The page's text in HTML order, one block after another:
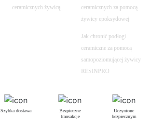
ceramicznych żywicą
ceramicznych za pomocą
żywicy epoksydowej
Jak chronić podłogi
ceramiczne za pomocą
samopoziomującej żywicy
RESINPRO
Szybka dostawa
Bezpieczne
transakcje
Uczynione
bezpiecznym